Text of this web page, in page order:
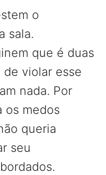
o
sala.
que é duas
de violar esse
nada. Por
os medos
queria
seu